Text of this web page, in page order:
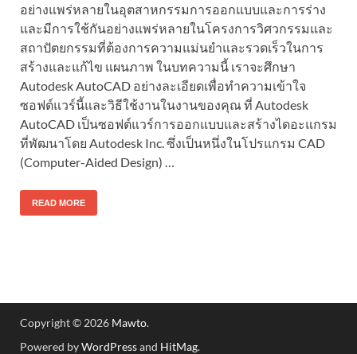
อย่างแพร่หลายในอุตสาหกรรมการออกแบบและการร่าง
และมีการใช้กันอย่างแพร่หลายในโครงการวิศวกรรมและ
สถาปัตยกรรมที่ต้องการความแม่นยำและรวดเร็วในการ
สร้างและแก้ไข แผนภาพ ในบทความนี้ เราจะศึกษา
Autodesk AutoCAD อย่างละเอียดเพื่อทำความเข้าใจ
ซอฟต์แวร์นี้และวิธีใช้งานในงานของคุณ ที่ Autodesk
AutoCAD เป็นซอฟต์แวร์การออกแบบและสร้างไดอะแกรม
ที่พัฒนาโดย Autodesk Inc. ซึ่งเป็นหนึ่งในโปรแกรม CAD
(Computer-Aided Design) …
READ MORE
Copyright © 2026 Mawto.
Powered byWordPressand HitMag.